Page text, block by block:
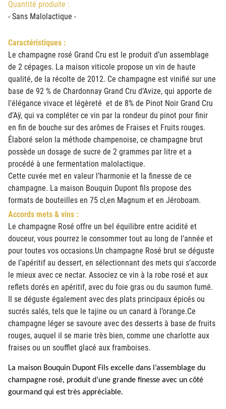
Quantité produite :
- Sans Malolactique -
Caractéristiques :
Le champagne rosé Grand Cru est le produit d’un assemblage
de 2 cépages. La maison viticole propose un vin de haute
qualité, de la récolte de 2012. Ce champagne est vinifié sur une
base de 92 % de Chardonnay Grand Cru d’Avize, qui apporte de
l'élégance vivace et légèreté et de 8% de Pinot Noir Grand Cru
d’Aÿ, qui va compléter ce vin par la rondeur du pinot pour finir
en fin de bouche sur des arômes de Fraises et Fruits rouges.
Élaboré selon la méthode champenoise, ce champagne brut
possède un dosage de sucre de 2 grammes par litre et a
procédé à une fermentation malolactique.
Cette cuvée met en valeur l’harmonie et la finesse de ce
champagne. La maison Bouquin Dupont fils propose des
formats de bouteilles en 75 cl,en Magnum et en Jéroboam.
Accords mets & vins :
Le champagne Rosé offre un bel équilibre entre acidité et
douceur, vous pourrez le consommer tout au long de l’année et
pour toutes vos occasions.Un champagne Rosé brut se déguste
de l’apéritif au dessert, en sélectionnant des mets qui s’accorde
le mieux avec ce nectar. Associez ce vin à la robe rosé et aux
reflets dorés en apéritif, avec du foie gras ou du saumon fumé.
Il se déguste également avec des plats principaux épicés ou
sucrés salés, tels que le tajine ou un canard à l’orange.Ce
champagne léger se savoure avec des desserts à base de fruits
rouges, auquel il se marie très bien, comme une charlotte aux
fraises ou un soufflet glacé aux framboises.
La maison Bouquin Dupont Fils excelle dans l’assemblage du
champagne rosé, produit d’une grande finesse avec un côté
gourmand qui est très appréciable.